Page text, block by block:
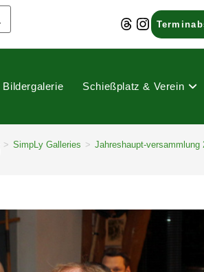
ThreadsInstagram
Bildergalerie Schießplatz & Verein
> SimpLy Galleries > Jahreshaupt-versammlung